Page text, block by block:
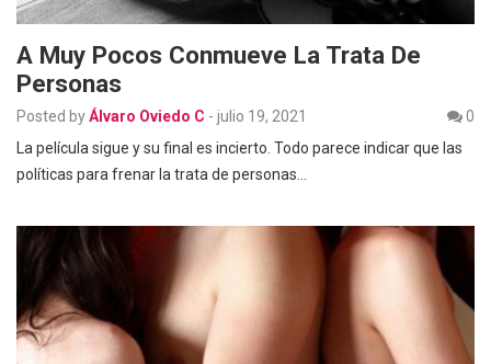
A Muy Pocos Conmueve La Trata De
Personas
Posted byÁlvaro Oviedo C - julio 19, 2021
0
La película sigue y su final es incierto. Todo parece indicar que las
políticas para frenar la trata de personas…